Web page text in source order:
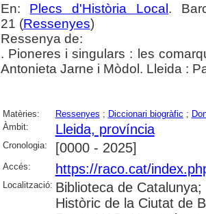
En: Plecs d'Història Local .
21 (Ressenyes)
Ressenya de:
. Pioneres i singulars : les
Antonieta Jarne i Mòdol. Lleida :
Matèries: Ressenyes ; Diccionari biogràfic ;
Àmbit:
Lleida, província
Cronologia: [0000 - 2025]
Accés: https://raco.cat/
Localització: Biblioteca de
Històric de la Ciutat de